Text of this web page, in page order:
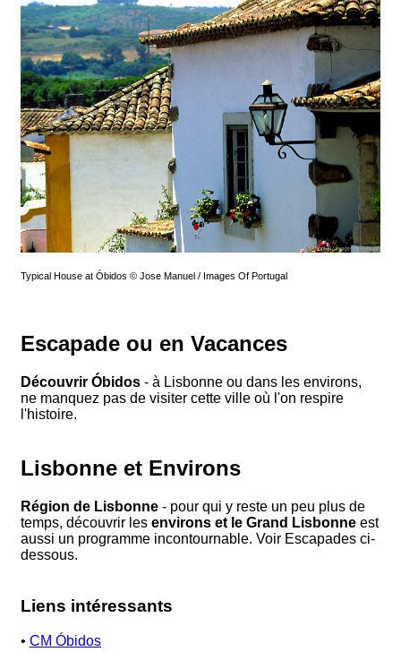
Typical House at Óbidos © Jose Manuel / Images Of Portugal
Escapade ou en Vacances
Découvrir Óbidos - à Lisbonne ou dans les environs,
ne manquez pas de visiter cette ville où l'on respire
l'histoire.
Lisbonne et Environs
Région de Lisbonne - pour qui y reste un peu plus de
temps, découvrir les environs et le Grand Lisbonne est
aussi un programme incontournable. Voir Escapades ci-
dessous.
Liens intéressants
• CM Óbidos